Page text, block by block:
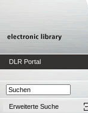
DLR Portal
Erweiterte Suche